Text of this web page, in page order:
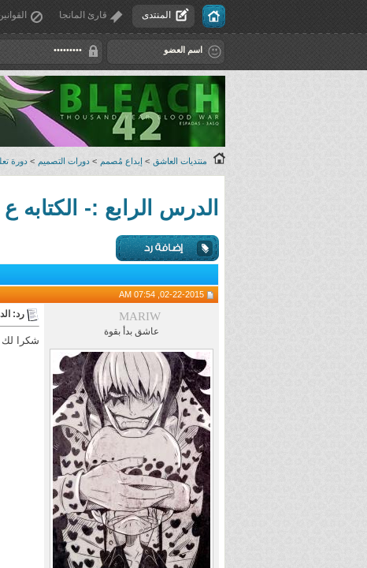
المنتدى قارئ المانجا
منتديات العاشق > إبداع مُصمم > دورات التصميم > دورة
الدرس الرابع :- الكتابه
MARIW
عاشق بدأ بقوة
رد:
شكرا لك